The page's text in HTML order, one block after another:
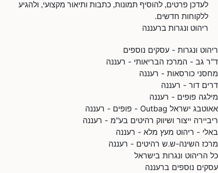
לעדכן פרטים, להוסיף תמונות, כתבות ותיאור מקצועי, ולהגיע
ללקוחות חדשים.
ריהוט ונגרות ברעננה
ריהוט ונגרות - עסקים נוספים
ד"ר גב - המרכז הבריאותי - רעננה
מחסני כורסאות - רעננה
דרים דור - רעננה
מילגה פופים - רעננה
אאוטבג ישראל Outbag - פופים - רעננה
ריביירה ייצור ושיווק רהיטים בע"מ - רעננה
באלי - ריהוט מעץ מלא - רעננה
מרכז השינה-ש.ש רהיטים - רעננה
כל הריהוט ונגרות בישראל
עסקים נוספים ברעננה